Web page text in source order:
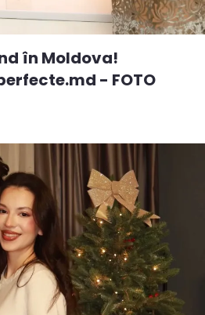
în Moldova!
- FOTO